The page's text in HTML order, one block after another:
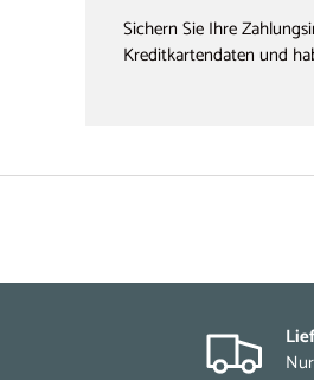
Sichern Sie Ihre
Kreditkartendaten und